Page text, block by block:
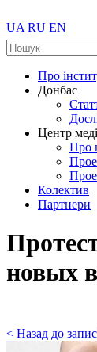
UA RU EN
Про
Донбас
Центр
Про
Колектив
Партнери
новых
< Назад до